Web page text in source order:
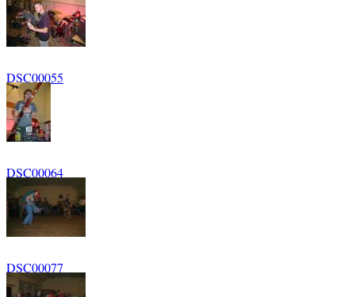
DSC00055
DSC00064
DSC00077